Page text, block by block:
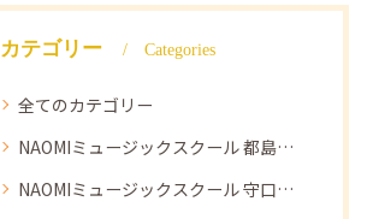
カテゴリー Categories
全てのカテゴリー
NAOMIミュージックスクール 都島教室
NAOMIミュージックスクール 守口教室